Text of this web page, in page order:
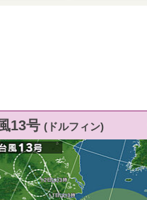
13号 (ドルフィン)